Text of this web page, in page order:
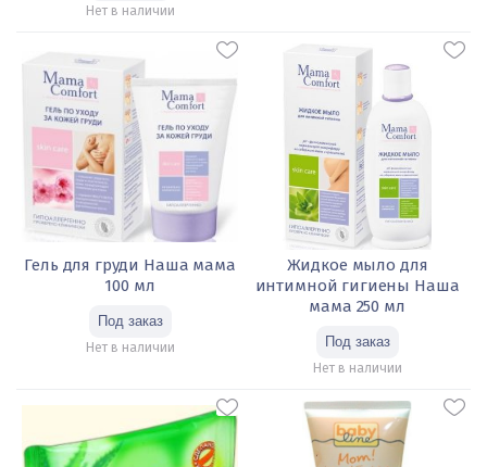
Нет в наличии
Гель для груди Наша мама
100 мл
Нет в наличии
Жидкое мыло для
интимной гигиены Наша
мама 250 мл
Нет в наличии